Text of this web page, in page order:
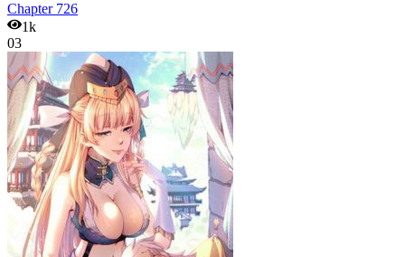
Chapter 726
1k
03